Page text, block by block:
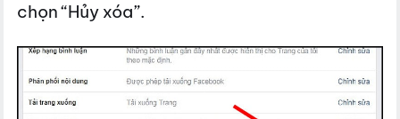
chọn “Hủy xóa”.